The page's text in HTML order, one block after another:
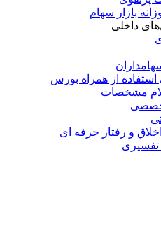
بازار سهام
داخلی
استفاده از همراه بورس
مشخصات
و رفتار حرفه­ ای